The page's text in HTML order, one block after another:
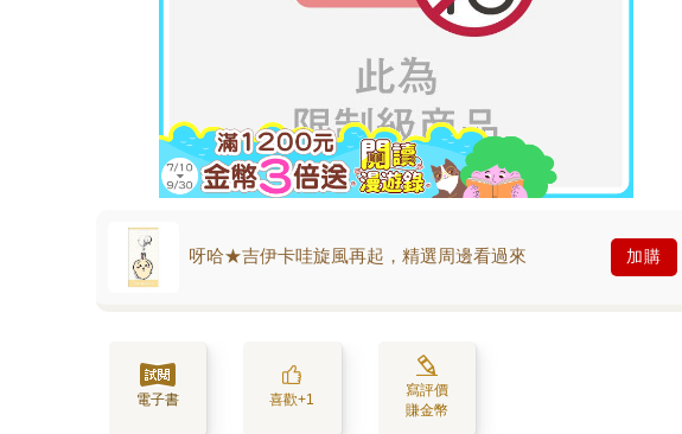
呀哈★吉伊卡哇旋風再起，精選周邊看過來 加購
電子書 喜歡+1
寫評價
賺金幣